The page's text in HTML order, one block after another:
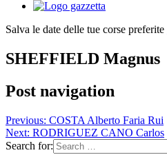
Salva le date delle tue corse preferite
SHEFFIELD Magnus
Post navigation
Previous: COSTA Alberto Faria Rui
Next: RODRIGUEZ CANO Carlos
Search for: